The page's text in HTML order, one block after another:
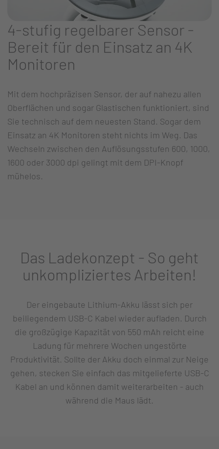
4-stufig regelbarer Sensor -
Bereit für den Einsatz an 4K
Monitoren
Mit dem hochpräzisen Sensor, der auf nahezu allen
Oberflächen und sogar Glastischen funktioniert, sind
Sie technisch auf dem neuesten Stand. Sogar dem
Einsatz an 4K Monitoren steht nichts im Weg. Das
Wechseln zwischen den Auflösungsstufen 600, 1000,
1600 oder 3000 dpi gelingt mit dem DPI-Knopf
mühelos.
Das Ladekonzept - So geht
unkompliziertes Arbeiten!
Der eingebaute Lithium-Akku lässt sich per
beiliegendem USB-C Kabel wieder aufladen. Durch
die großzügige Kapazität von 550 mAh reicht eine
Ladung für mehrere Wochen ungestörte
Produktivität. Sollte der Akku doch einmal zur Neige
gehen, stecken Sie einfach das mitgelieferte USB-C
Kabel an und können damit weiterarbeiten - auch
während die Maus lädt.